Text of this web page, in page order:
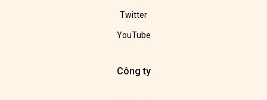
Twitter
YouTube
Công ty